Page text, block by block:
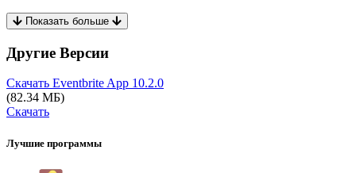
Показать больше
Другие Версии
Скачать Eventbrite App 10.2.0
(82.34 МБ)
Скачать
Лучшие программы